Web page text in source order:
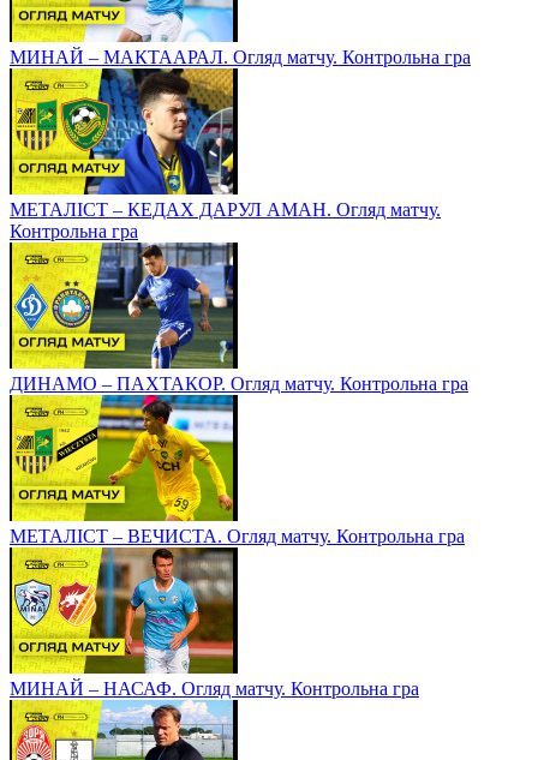
МИНАЙ – МАКТААРАЛ. Огляд матчу. Контрольна гра
МЕТАЛІСТ – КЕДАХ ДАРУЛ АМАН. Огляд матчу.
Контрольна гра
ДИНАМО – ПАХТАКОР. Огляд матчу. Контрольна гра
МЕТАЛІСТ – ВЕЧИСТА. Огляд матчу. Контрольна гра
МИНАЙ – НАСАФ. Огляд матчу. Контрольна гра